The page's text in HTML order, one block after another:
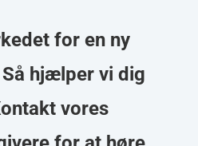
for en ny
hjælper vi dig
vores